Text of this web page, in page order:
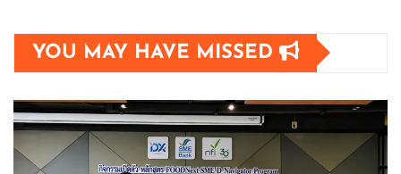
YOU MAY HAVE MISSED